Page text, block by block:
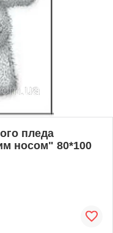
пледа
носом" 80*100